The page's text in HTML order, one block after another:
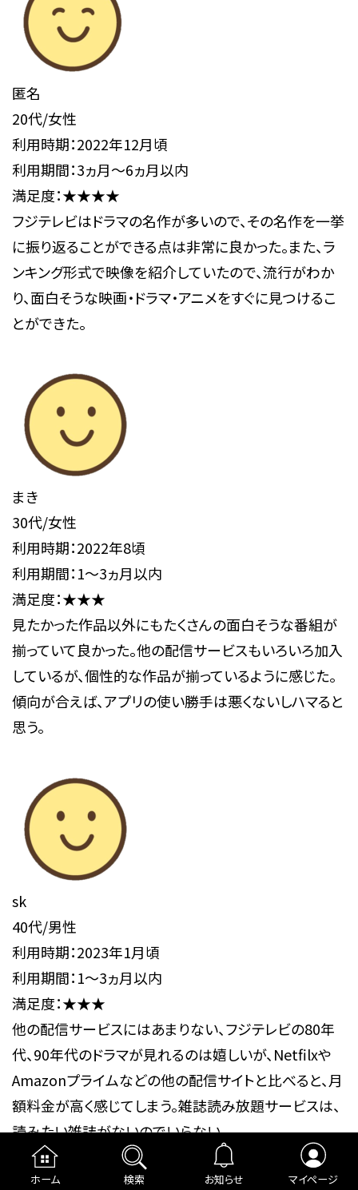
ホーム 検索 お知らせ マイページ
匿名
20代/女性
利用時期：2022年12月頃
利用期間：3ヵ月～6ヵ月以内
満足度：★★★★
フジテレビはドラマの名作が多いので、その名作を一挙
に振り返ることができる点は非常に良かった。また、ラ
ンキング形式で映像を紹介していたので、流行がわか
り、面白そうな映画・ドラマ・アニメをすぐに見つけるこ
とができた。
まき
30代/女性
利用時期：2022年8頃
利用期間：1～3ヵ月以内
満足度：★★★
見たかった作品以外にもたくさんの面白そうな番組が
揃っていて良かった。他の配信サービスもいろいろ加入
しているが、個性的な作品が揃っているように感じた。
傾向が合えば、アプリの使い勝手は悪くないしハマると
思う。
sk
40代/男性
利用時期：2023年1月頃
利用期間：1～3ヵ月以内
満足度：★★★
他の配信サービスにはあまりない、フジテレビの80年
代、90年代のドラマが見れるのは嬉しいが、Netfilxや
Amazonプライムなどの他の配信サイトと比べると、月
額料金が高く感じてしまう。雑誌読み放題サービスは、
読みたい雑誌がないのでいらない。